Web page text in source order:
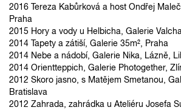
2016 Tereza Kabůrková a host Ondřej
Praha
2015 Hory a vody u Helbicha, Galerie
2014 Tapety a zátiší, Galerie 35m², Praha
2014 Nebe a nádobí, Galerie Nika, Lázně,
2014 Orientteppich, Galerie Photogether,
2012 Skoro jasno, s Matějem Smetanou,
Bratislava
2012 Zahrada, zahrádka u Ateliéru Josefa